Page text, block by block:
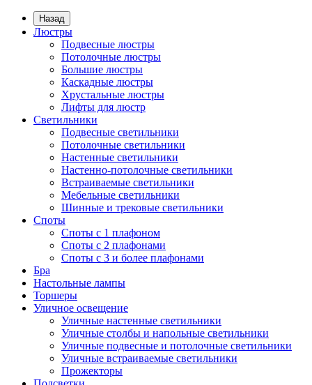
Назад
Люстры
Подвесные люстры
Потолочные люстры
Большие люстры
Каскадные люстры
Хрустальные люстры
Лифты для люстр
Светильники
Подвесные светильники
Потолочные светильники
Настенные светильники
Настенно-потолочные светильники
Встраиваемые светильники
Мебельные светильники
Шинные и трековые светильники
Споты
Споты с 1 плафоном
Споты с 2 плафонами
Споты с 3 и более плафонами
Бра
Настольные лампы
Торшеры
Уличное освещение
Уличные настенные светильники
Уличные столбы и напольные светильники
Уличные подвесные и потолочные светильники
Уличные встраиваемые светильники
Прожекторы